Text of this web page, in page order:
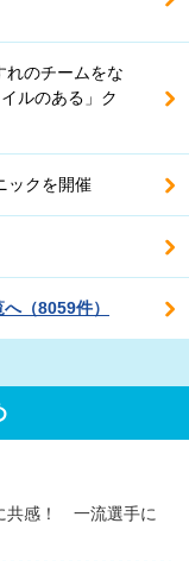
のチームをな
ルのある」ク
ックを開催
（8059件）
共感！ 一流選手に